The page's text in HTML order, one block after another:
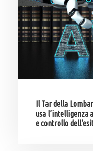
Il Tar della
usa l’intelligenza
e controllo